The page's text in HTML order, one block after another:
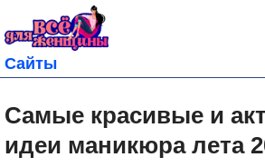
Сайты
Самые красивые и
идеи маникюра лета